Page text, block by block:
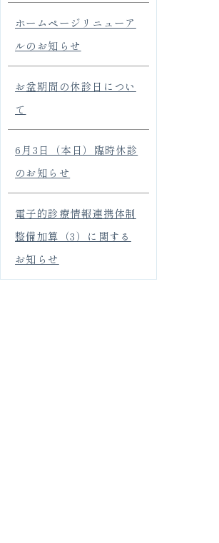
ホームページリニューア
ルのお知らせ
お盆期間の休診日につい
て
6月3日（本日）臨時休診
のお知らせ
電子的診療情報連携体制
整備加算（3）に関する
お知らせ